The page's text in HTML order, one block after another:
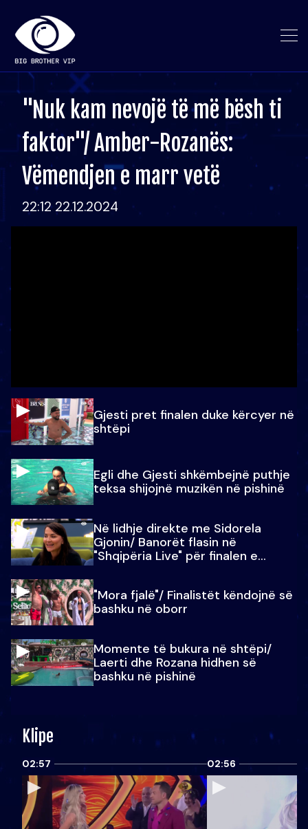
"Nuk kam nevojë të më bësh ti
faktor"/ Amber-Rozanës:
Vëmendjen e marr vetë
22:12 22.12.2024
Gjesti pret finalen duke kërcyer në
shtëpi
Egli dhe Gjesti shkëmbejnë puthje
teksa shijojnë muzikën në pishinë
Në lidhje direkte me Sidorela
Gjonin/ Banorët flasin në
"Shqipëria Live" për finalen e
"Mora fjalë"/ Finalistët këndojnë së
bashku në oborr
Momente të bukura në shtëpi/
Laerti dhe Rozana hidhen së
bashku në pishinë
Klipe
02:57 02:56